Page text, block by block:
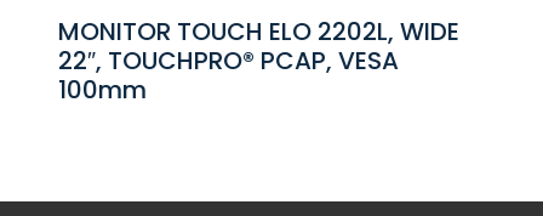
MONITOR TOUCH ELO 2202L, WIDE
22″, TOUCHPRO® PCAP, VESA
100mm